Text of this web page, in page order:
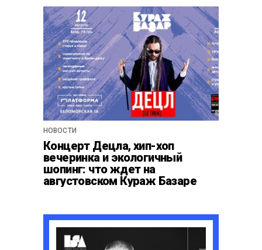
НОВОСТИ
Концерт Децла, хип-хоп
вечеринка и экологичный
шопинг: что ждет на
августовском Кураж Базаре